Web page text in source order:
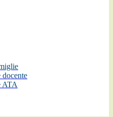
docente
ATA